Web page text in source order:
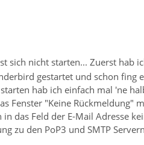
sich nicht starten... Zuerst hab
gestartet und schon fing
hab ich einfach mal 'ne
Fenster "Keine Rückmeldung"
das Feld der E-Mail Adresse
zu den PoP3 und SMTP